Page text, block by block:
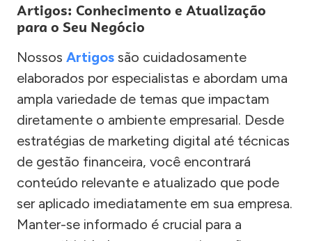
Artigos: Conhecimento e Atualização
para o Seu Negócio
Nossos Artigos são cuidadosamente
elaborados por especialistas e abordam uma
ampla variedade de temas que impactam
diretamente o ambiente empresarial. Desde
estratégias de marketing digital até técnicas
de gestão financeira, você encontrará
conteúdo relevante e atualizado que pode
ser aplicado imediatamente em sua empresa.
Manter-se informado é crucial para a